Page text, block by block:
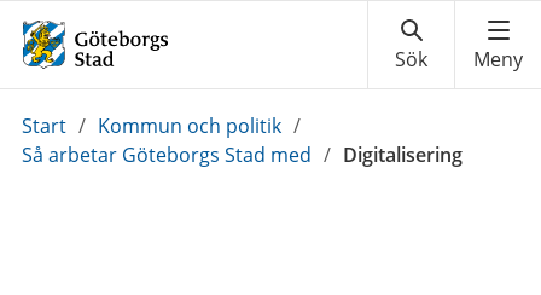
Du
är
Start / Kommun och politik /
Så arbetar Göteborgs Stad med / Digitalisering